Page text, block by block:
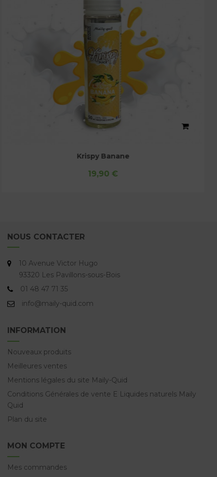
NOUS CONTACTER
10 Avenue Victor Hugo
93320 Les Pavillons-sous-Bois
01 48 47 71 35
info@maily-quid.com
INFORMATION
Nouveaux produits
Meilleures ventes
Mentions légales du site Maily-Quid
Conditions Générales de vente E Liquides naturels Maily
Quid
Plan du site
MON COMPTE
Mes commandes